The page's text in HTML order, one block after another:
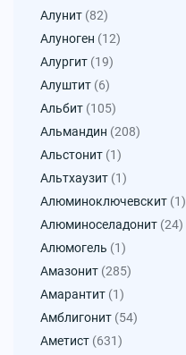
Алунит (82)
Алуноген (12)
Алургит (19)
Алуштит (6)
Альбит (105)
Альмандин (208)
Альстонит (1)
Альтхаузит (1)
Алюминоключевскит (1)
Алюминоселадонит (24)
Алюмогель (1)
Амазонит (285)
Амарантит (1)
Амблигонит (54)
Аметист (631)